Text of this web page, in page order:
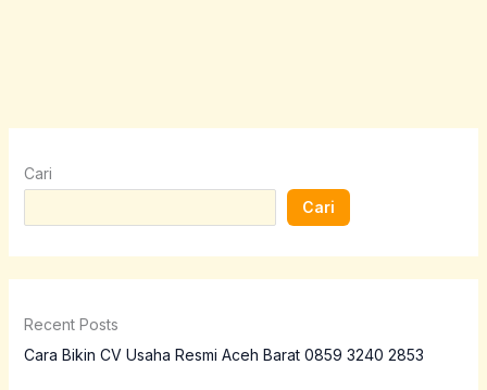
Cari
Cari
Recent Posts
Cara Bikin CV Usaha Resmi Aceh Barat 0859 3240 2853